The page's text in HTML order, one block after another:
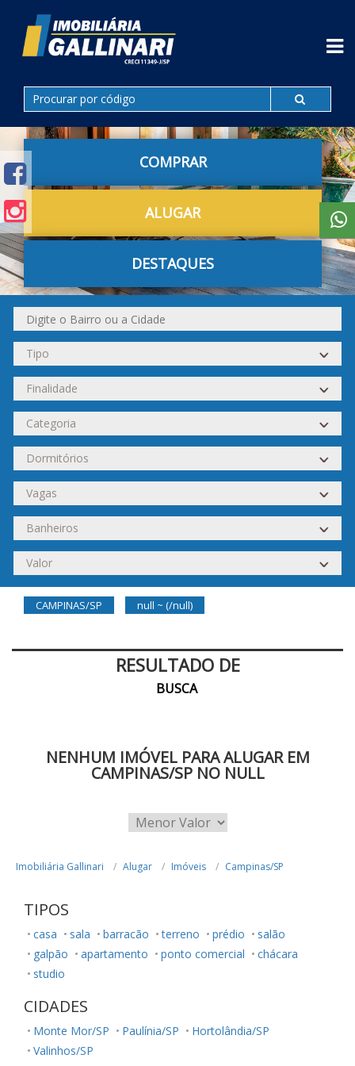
COMPRAR
ALUGAR
DESTAQUES
CAMPINAS/SP null ~ (/null)
RESULTADO DE
BUSCA
NENHUM IMÓVEL PARA ALUGAR EM
CAMPINAS/SP NO NULL
Imobiliária Gallinari Alugar Imóveis Campinas/SP
TIPOS
casa sala barracão terreno prédio
salão
galpão
apartamento ponto comercial
chácara
studio
CIDADES
Monte Mor/SP Paulínia/SP
Hortolândia/SP
Valinhos/SP